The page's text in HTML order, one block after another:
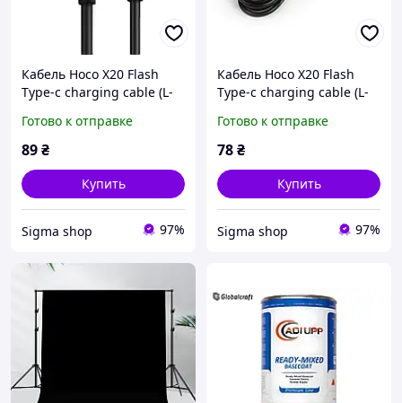
Кабель Hoco X20 Flash
Type-c charging cable (L-
Готово к отправке
89₴
Купить
Sigma shop 97%
Кабель Hoco X20 Flash
Type-c charging cable (L-
Готово к отправке
78₴
Купить
Sigma shop 97%